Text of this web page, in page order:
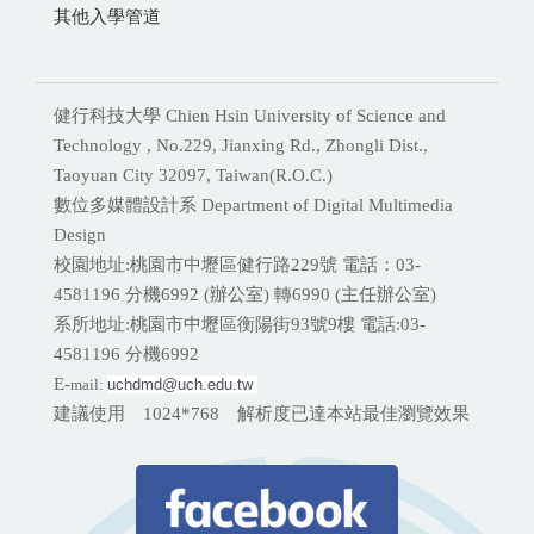
其他入學管道
健行科技大學 Chien Hsin University of Science and
Technology , No.229, Jianxing Rd., Zhongli Dist.,
Taoyuan City 32097, Taiwan(R.O.C.)
數位多媒體設計系 Department of Digital Multimedia
Design
校園地址:桃園市中壢區健行路229號 電話：03-
4581196 分機6992 (辦公室) 轉6990 (主任辦公室)
系所地址:桃園市中壢區衡陽街93號9樓 電話:03-
4581196 分機6992
E-mail: uchdmd@uch.edu.tw
建議使用 1024*768 解析度已達本站最佳瀏覽效果